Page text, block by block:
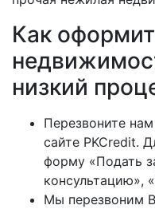
Как
низкий
Перезвоните
сайте PKCredit.
форму «Подать
консультацию»,
Мы перезвоним